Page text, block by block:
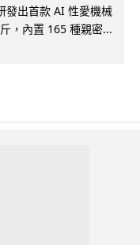
發出首款 AI 性愛機械
，內置 165 種親密...